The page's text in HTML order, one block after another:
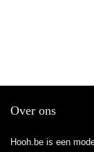
Over ons
Hooh.be is een